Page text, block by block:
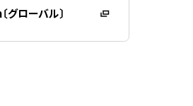
グローバル〕